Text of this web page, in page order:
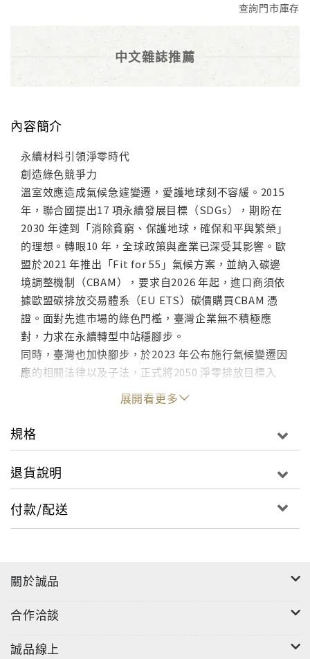
查詢門市庫存
中文雜誌推薦
內容簡介
永續材料引領淨零時代
創造綠色競爭力
溫室效應造成氣候急遽變遷，愛護地球刻不容緩。2015
年，聯合國提出17 項永續發展目標（SDGs），期盼在
2030 年達到「消除貧窮、保護地球，確保和平與繁榮」
的理想。轉眼10 年，全球政策與產業已深受其影響。歐
盟於2021 年推出「Fit for 55」氣候方案，並納入碳邊
境調整機制（CBAM），要求自2026 年起，進口商須依
據歐盟碳排放交易體系（EU ETS）碳價購買CBAM 憑
證。面對先進市場的綠色門檻，臺灣企業無不積極應
對，力求在永續轉型中站穩腳步。
同時，臺灣也加快腳步，於2023 年公布施行氣候變遷因
應的相關法律以及子法，正式將2050 淨零排放目標入
法，2025 年已啟動碳費制度，並將於2026 年開始申報
與繳費。在法規與國際要求下，綠色永續不再是選項，
而是企業發展的必然方向。
域，介紹使用或發明永續材料的頂尖企業，他們不再僅
動，不僅回應訂單、法規與ESG 的需求，更展現對未來
透過資源整合、跨界合作與在地特色應用，臺灣展現出
技術力與永續思維的融合，讓綠色不再只是口號，而是
可實踐的競爭力。綠色轉型不僅改變了產品的樣貌，更
重塑企業的角色與使命，讓「製造」成為「價值」的起
展開看更多
規格
退貨說明
付款/配送
關於誠品
合作洽談
誠品線上